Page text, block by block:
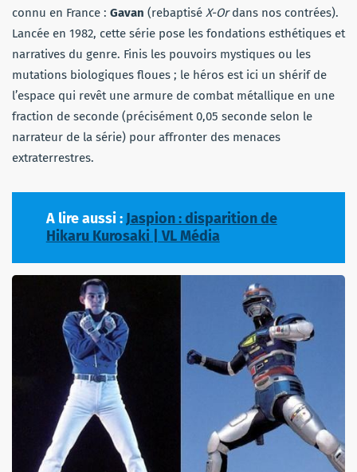
connu en France : Gavan (rebaptisé X-Ordans nos contrées).
Lancée en 1982, cette série pose les fondations esthétiques et
narratives du genre. Finis les pouvoirs mystiques ou les
mutations biologiques floues ; le héros est ici un shérif de
l’espace qui revêt une armure de combat métallique en une
fraction de seconde (précisément 0,05 seconde selon le
narrateur de la série) pour affronter des menaces
extraterrestres.
A lire aussi : Jaspion : disparition de
Hikaru Kurosaki | VL Média